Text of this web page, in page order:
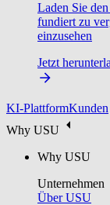
Laden Sie
fundiert zu
einzusehen
Jetzt
KI-PlattformKunden
Why USU
Why USU
Unternehmen
Über USU